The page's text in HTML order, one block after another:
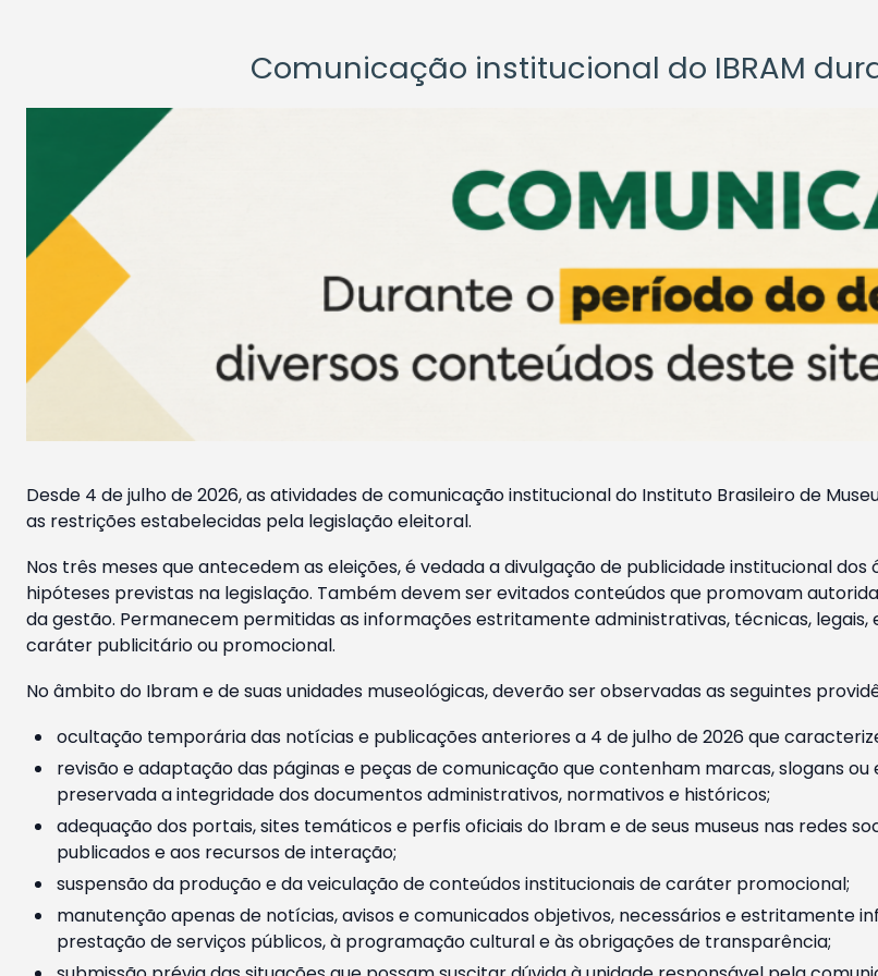
Comunicação institucional do IBRAM
Desde 4 de julho de 2026, as atividades de comunicação institucional do Instituto Brasileiro de
as restrições estabelecidas pela legislação eleitoral.
Nos três meses que antecedem as eleições, é vedada a divulgação de publicidade institucional
hipóteses previstas na legislação. Também devem ser evitados conteúdos que promovam
da gestão. Permanecem permitidas as informações estritamente administrativas, técnicas,
caráter publicitário ou promocional.
No âmbito do Ibram e de suas unidades museológicas, deverão ser observadas as seguintes
ocultação temporária das notícias e publicações anteriores a 4 de julho de 2026 que
revisão e adaptação das páginas e peças de comunicação que contenham marcas, slogans
preservada a integridade dos documentos administrativos, normativos e históricos;
adequação dos portais, sites temáticos e perfis oficiais do Ibram e de seus museus nas redes
publicados e aos recursos de interação;
suspensão da produção e da veiculação de conteúdos institucionais de caráter promocional;
manutenção apenas de notícias, avisos e comunicados objetivos, necessários e estritamente
prestação de serviços públicos, à programação cultural e às obrigações de transparência;